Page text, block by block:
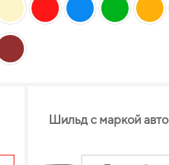
Шильд с маркой авто